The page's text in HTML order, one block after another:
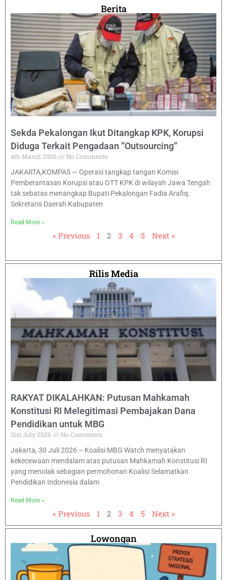
Berita
Sekda Pekalongan Ikut Ditangkap KPK, Korupsi
Diduga Terkait Pengadaan ”Outsourcing”
4th March 2026
No Comments
JAKARTA,KOMPAS — Operasi tangkap tangan Komisi
Pemberantasan Korupsi atau OTT KPK di wilayah Jawa Tengah
tak sebatas menangkap Bupati Pekalongan Fadia Arafiq.
Sekretaris Daerah Kabupaten
Read More »
« Previous 1 2 3 4 5 Next »
Rilis Media
RAKYAT DIKALAHKAN: Putusan Mahkamah
Konstitusi RI Melegitimasi Pembajakan Dana
Pendidikan untuk MBG
31st July 2026
No Comments
Jakarta, 30 Juli 2026 – Koalisi MBG Watch menyatakan
kekecewaan mendalam atas putusan Mahkamah Konstitusi RI
yang menolak sebagian permohonan Koalisi Selamatkan
Pendidikan Indonesia dalam
Read More »
« Previous 1 2 3 4 5 Next »
Lowongan